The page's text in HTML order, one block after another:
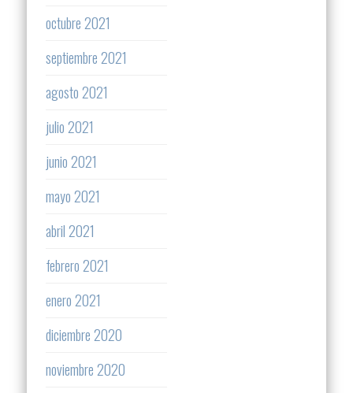
octubre 2021
septiembre 2021
agosto 2021
julio 2021
junio 2021
mayo 2021
abril 2021
febrero 2021
enero 2021
diciembre 2020
noviembre 2020